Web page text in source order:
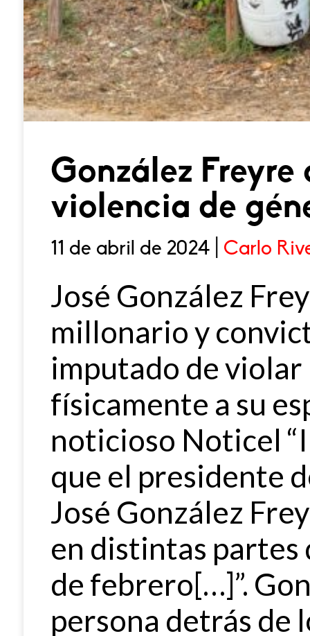
González
violencia de
11 de abril de 2024 | Carlo
José González
millonario y
imputado de violar
físicamente a su
noticioso Noticel
que el presidente
José González
en distintas partes
de febrero[…]”.
persona detrás de